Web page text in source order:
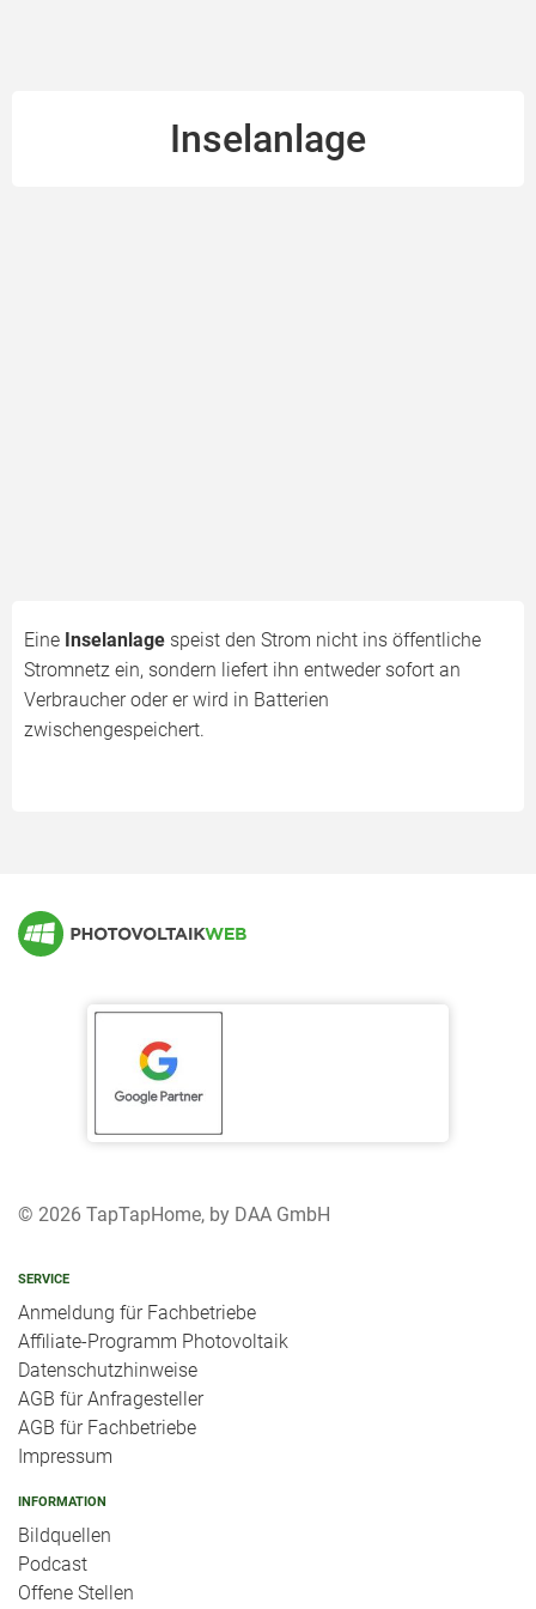
Inselanlage
Eine Inselanlage speist den Strom nicht ins öffentliche
Stromnetz ein, sondern liefert ihn entweder sofort an
Verbraucher oder er wird in Batterien
zwischengespeichert.
© 2026 TapTapHome, by DAA GmbH
SERVICE
Anmeldung für Fachbetriebe
Affiliate-Programm Photovoltaik
Datenschutzhinweise
AGB für Anfragesteller
AGB für Fachbetriebe
Impressum
INFORMATION
Bildquellen
Podcast
Offene Stellen